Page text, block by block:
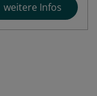
weitere Infos